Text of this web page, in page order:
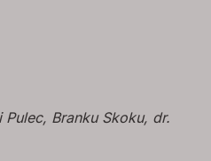
Branku Skoku, dr.